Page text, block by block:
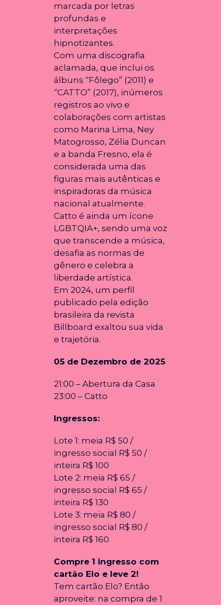
marcada por letras
profundas e
interpretações
hipnotizantes.
Com uma discografia
aclamada, que inclui os
álbuns “Fôlego” (2011) e
“CATTO” (2017), inúmeros
registros ao vivo e
colaborações com artistas
como Marina Lima, Ney
Matogrosso, Zélia Duncan
e a banda Fresno, ela é
considerada uma das
figuras mais autênticas e
inspiradoras da música
nacional atualmente.
Catto é ainda um ícone
LGBTQIA+, sendo uma voz
que transcende a música,
desafia as normas de
gênero e celebra a
liberdade artística.
Em 2024, um perfil
publicado pela edição
brasileira da revista
Billboard exaltou sua vida
e trajetória.
05 de Dezembro de 2025
21:00 – Abertura da Casa
23:00 – Catto
Ingressos:
Lote 1: meia R$ 50 /
ingresso social R$ 50 /
inteira R$ 100
Lote 2: meia R$ 65 /
ingresso social R$ 65 /
inteira R$ 130
Lote 3: meia R$ 80 /
ingresso social R$ 80 /
inteira R$ 160
Compre 1 ingresso com
cartão Elo e leve 2!
Tem cartão Elo? Então
aproveite: na compra de 1